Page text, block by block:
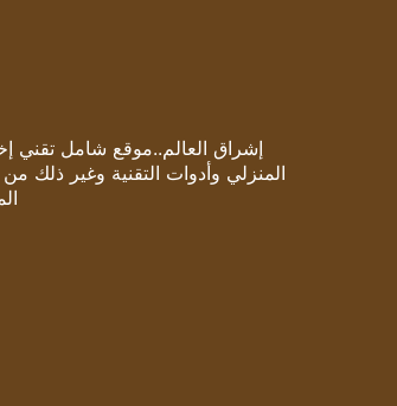
إشراق العالم..موقع شامل تقني
المنزلي وأدوات التقنية وغير ذلك